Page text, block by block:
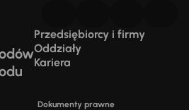
Przedsiębiorcy i firmy
Oddziały
Kariera
Dokumenty prawne